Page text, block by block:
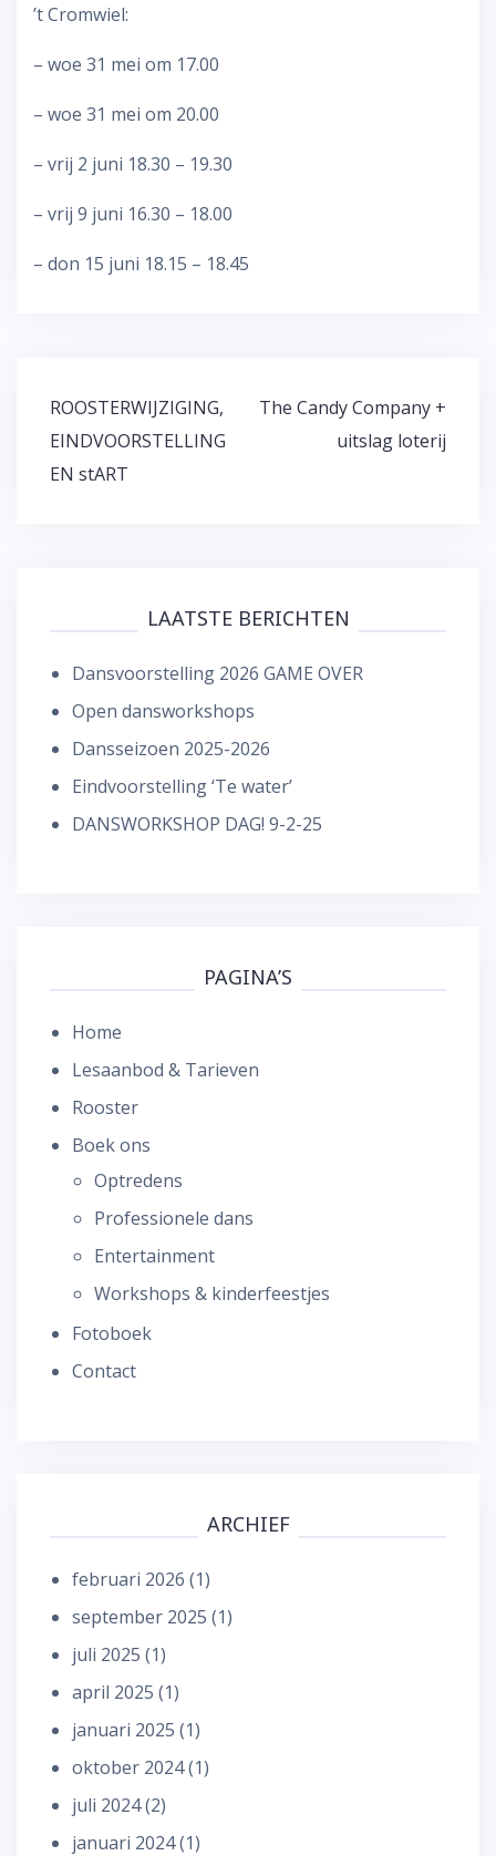
’t Cromwiel:
– woe 31 mei om 17.00
– woe 31 mei om 20.00
– vrij 2 juni 18.30 – 19.30
– vrij 9 juni 16.30 – 18.00
– don 15 juni 18.15 – 18.45
Bericht
navigatie
ROOSTERWIJZIGING,
EINDVOORSTELLING
EN stART
The Candy Company +
uitslag loterij
LAATSTE BERICHTEN
Dansvoorstelling 2026 GAME OVER
Open dansworkshops
Dansseizoen 2025-2026
Eindvoorstelling ‘Te water’
DANSWORKSHOP DAG! 9-2-25
PAGINA’S
Home
Lesaanbod & Tarieven
Rooster
Boek ons
Optredens
Professionele dans
Entertainment
Workshops & kinderfeestjes
Fotoboek
Contact
ARCHIEF
februari 2026 (1)
september 2025 (1)
juli 2025 (1)
april 2025 (1)
januari 2025 (1)
oktober 2024(1)
juli 2024(2)
januari 2024(1)